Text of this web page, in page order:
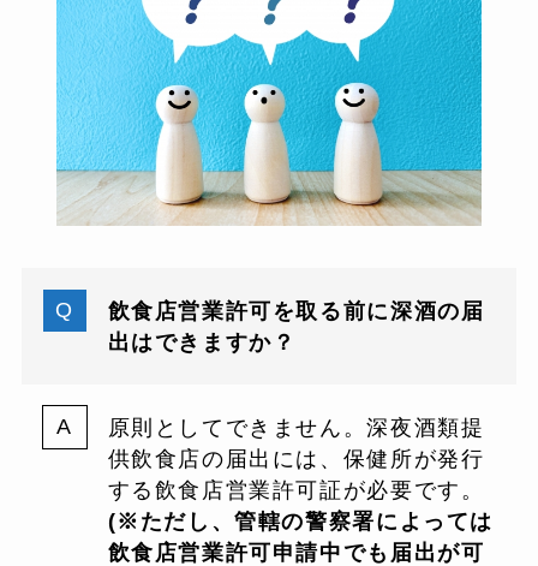
飲食店営業許可を取る前に深酒の届
出はできますか？
原則としてできません。深夜酒類提
供飲食店の届出には、保健所が発行
する飲食店営業許可証が必要です。
(※ただし、管轄の警察署によっては
飲食店営業許可申請中でも届出が可